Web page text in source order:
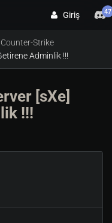
Giriş 47
Counter-Strike
Adminlik !!!
[sXe]
!!!